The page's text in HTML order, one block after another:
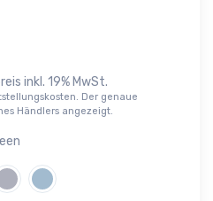
inkl. 19% MwSt.
Der genaue
Händlers angezeigt.